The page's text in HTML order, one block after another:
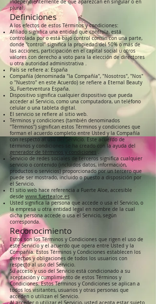
independientemente de que aparezcan en singular o en
plural.
Definiciones
A los efectos de estos Términos y condiciones:
Afiliado significa una entidad que controla, está
controlada por o está bajo control común con una parte,
donde "control" significa la propiedad del 50% o más de
las acciones, participación en el capital social u otros
valores con derecho a voto para la elección de directores
u otra autoridad administrativa .
País se refiere a: España
Compañía (denominada "la Compañía", "Nosotros", "Nos"
o "Nuestro" en este Acuerdo) se refiere a Eternal Beauty
SL, Fuerteventura España.
Dispositivo significa cualquier dispositivo que pueda
acceder al Servicio, como una computadora, un teléfono
celular o una tableta digital.
El servicio se refiere al sitio web.
Términos y condiciones (también denominados
"Términos") significan estos Términos y condiciones que
forman el acuerdo completo entre Usted y la Compañía
con respecto al uso del Servicio. Este acuerdo de
términos y condiciones se ha creado con la ayuda del
generador de términos y condiciones
Servicio de redes sociales de terceros significa cualquier
servicio o contenido (incluidos datos, información,
productos o servicios) proporcionado por un tercero que
puede ser mostrado, incluido o puesto a disposición por
el Servicio.
El sitio web hace referencia a Fuerte Aloe, accesible
desde www.fuertealoe.es
Usted significa la persona que accede o usa el Servicio, o
la empresa u otra entidad legal en nombre de la cual
dicha persona accede o usa el Servicio, según
corresponda.
Reconocimiento
Estos son los Términos y Condiciones que rigen el uso de
este Servicio y el acuerdo que opera entre Usted y la
Compañía. Estos Términos y Condiciones establecen los
derechos y obligaciones de todos los usuarios con
respecto al uso del Servicio.
Su acceso y uso del Servicio está condicionado a su
aceptación y cumplimiento de estos Términos y
Condiciones. Estos Términos y Condiciones se aplican a
todos los visitantes, usuarios y otras personas que
acceden o utilizan el Servicio.
Al acceder o utilizar el Servicio, usted acepta estar sujeto